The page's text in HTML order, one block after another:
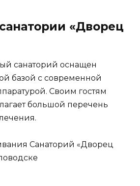
«Дворец
санаторий оснащен
базой с современной
Своим гостям
большой перечень